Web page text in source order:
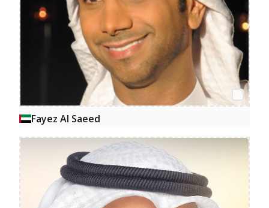
Fayez Al Saeed